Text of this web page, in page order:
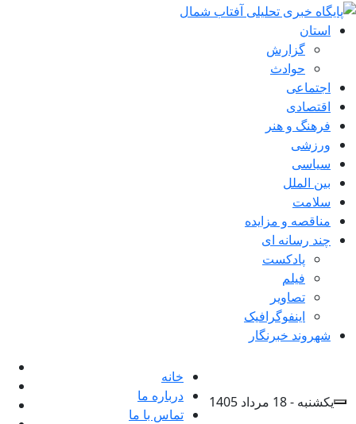
استان
گزارش
حوادث
اجتماعی
اقتصادی
فرهنگ و هنر
ورزشی
سیاسی
بین الملل
سلامت
مناقصه و مزایده
چند رسانه ای
پادکست
فیلم
تصاویر
اینفوگرافیک
شهروند خبرنگار
یکشنبه - 18 مرداد 1405
خانه
درباره ما
تماس با ما